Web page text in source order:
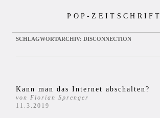
POP-ZEITSCHRIFT
SCHLAGWORTARCHIV: DISCONNECTION
Kann man das Internet abschalten?
von Florian Sprenger
11.3.2019